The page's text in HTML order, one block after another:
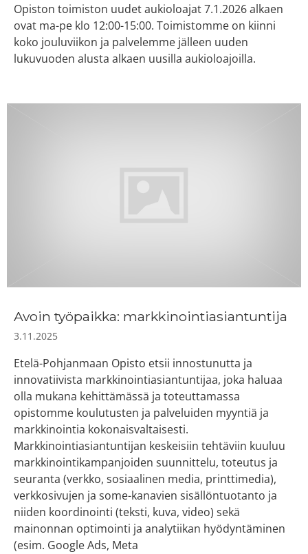
Opiston toimiston uudet aukioloajat 7.1.2026 alkaen
ovat ma-pe klo 12:00-15:00. Toimistomme on kiinni
koko jouluviikon ja palvelemme jälleen uuden
lukuvuoden alusta alkaen uusilla aukioloajoilla.
Avoin työpaikka: markkinointiasiantuntija
3.11.2025
Etelä-Pohjanmaan Opisto etsii innostunutta ja
innovatiivista markkinointiasiantuntijaa, joka haluaa
olla mukana kehittämässä ja toteuttamassa
opistomme koulutusten ja palveluiden myyntiä ja
markkinointia kokonaisvaltaisesti.
Markkinointiasiantuntijan keskeisiin tehtäviin kuuluu
markkinointikampanjoiden suunnittelu, toteutus ja
seuranta (verkko, sosiaalinen media, printtimedia),
verkkosivujen ja some-kanavien sisällöntuotanto ja
niiden koordinointi (teksti, kuva, video) sekä
mainonnan optimointi ja analytiikan hyödyntäminen
(esim. Google Ads, Meta